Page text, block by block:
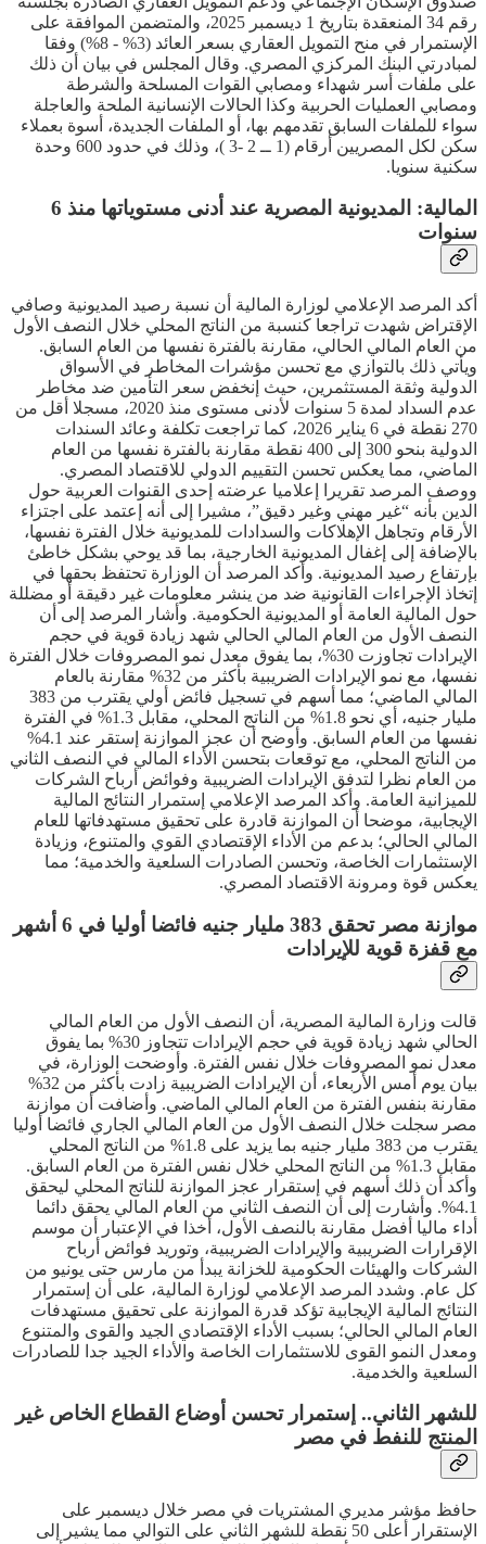
رقم 34 المنعقدة بتاريخ 1 ديسمبر 2025، والمتضمن الموافقة على
الإستمرار في منح التمويل العقاري بسعر العائد (3% - 8%) وفقا
لمبادرتي البنك المركزي المصري. وقال المجلس في بيان أن ذلك
على ملفات أسر شهداء ومصابي القوات المسلحة والشرطة
ومصابي العمليات الحربية وكذا الحالات الإنسانية الملحة والعاجلة
سواء للملفات السابق تقدمهم بها، أو الملفات الجديدة، أسوة بعملاء
سكن لكل المصريين أرقام (1 ــ 2 -3 )، وذلك في حدود 600 وحدة
سكنية سنويا.
المالية: المديونية المصرية عند أدنى مستوياتها منذ 6
سنوات
أكد المرصد الإعلامي لوزارة المالية أن نسبة رصيد المديونية وصافي
الإقتراض شهدت تراجعا كنسبة من الناتج المحلي خلال النصف الأول
من العام المالي الحالي، مقارنة بالفترة نفسها من العام السابق.
ويأتي ذلك بالتوازي مع تحسن مؤشرات المخاطر في الأسواق
الدولية وثقة المستثمرين، حيث إنخفض سعر التأمين ضد مخاطر
عدم السداد لمدة 5 سنوات لأدنى مستوى منذ 2020، مسجلا أقل من
270 نقطة في 6 يناير 2026، كما تراجعت تكلفة وعائد السندات
الدولية بنحو 300 إلى 400 نقطة مقارنة بالفترة نفسها من العام
الماضي، مما يعكس تحسن التقييم الدولي للاقتصاد المصري.
ووصف المرصد تقريرا إعلاميا عرضته إحدى القنوات العربية حول
الدين بأنه “غير مهني وغير دقيق”، مشيرا إلى أنه إعتمد على اجتزاء
الأرقام وتجاهل الإهلاكات والسدادات للمديونية خلال الفترة نفسها،
بالإضافة إلى إغفال المديونية الخارجية، بما قد يوحي بشكل خاطئ
بإرتفاع رصيد المديونية. وأكد المرصد أن الوزارة تحتفظ بحقها في
إتخاذ الإجراءات القانونية ضد من ينشر معلومات غير دقيقة أو مضللة
حول المالية العامة أو المديونية الحكومية. وأشار المرصد إلى أن
النصف الأول من العام المالي الحالي شهد زيادة قوية في حجم
الإيرادات تجاوزت 30%، بما يفوق معدل نمو المصروفات خلال الفترة
نفسها، مع نمو الإيرادات الضريبية بأكثر من 32% مقارنة بالعام
المالي الماضي؛ مما أسهم في تسجيل فائض أولي يقترب من 383
مليار جنيه، أي نحو 1.8% من الناتج المحلي، مقابل 1.3% في الفترة
نفسها من العام السابق. وأوضح أن عجز الموازنة إستقر عند 4.1%
من الناتج المحلي، مع توقعات بتحسن الأداء المالي في النصف الثاني
من العام نظرا لتدفق الإيرادات الضريبية وفوائض أرباح الشركات
للميزانية العامة. وأكد المرصد الإعلامي إستمرار النتائج المالية
الإيجابية، موضحا أن الموازنة قادرة على تحقيق مستهدفاتها للعام
المالي الحالي؛ بدعم من الأداء الإقتصادي القوي والمتنوع، وزيادة
الإستثمارات الخاصة، وتحسن الصادرات السلعية والخدمية؛ مما
يعكس قوة ومرونة الاقتصاد المصري.
موازنة مصر تحقق 383 مليار جنيه فائضا أوليا في 6 أشهر
مع قفزة قوية للإيرادات
قالت وزارة المالية المصرية، أن النصف الأول من العام المالي
الحالي شهد زيادة قوية في حجم الإيرادات تتجاوز 30% بما يفوق
معدل نمو المصروفات خلال نفس الفترة. وأوضحت الوزارة، في
بيان يوم أمس الأربعاء، أن الإيرادات الضريبية زادت بأكثر من 32%
مقارنة بنفس الفترة من العام المالي الماضي. وأضافت أن موازنة
مصر سجلت خلال النصف الأول من العام المالي الجاري فائضا أوليا
يقترب من 383 مليار جنيه بما يزيد على 1.8% من الناتج المحلي
مقابل 1.3% من الناتج المحلي خلال نفس الفترة من العام السابق.
وأكد أن ذلك أسهم في إستقرار عجز الموازنة للناتج المحلي ليحقق
4.1%. وأشارت إلى أن النصف الثاني من العام المالي يحقق دائما
أداء ماليا أفضل مقارنة بالنصف الأول، أخذا في الإعتبار أن موسم
الإقرارات الضريبية والإيرادات الضريبية، وتوريد فوائض أرباح
الشركات والهيئات الحكومية للخزانة يبدأ من مارس حتى يونيو من
كل عام. وشدد المرصد الإعلامي لوزارة المالية، على أن إستمرار
النتائج المالية الإيجابية تؤكد قدرة الموازنة على تحقيق مستهدفات
العام المالي الحالي؛ بسبب الأداء الإقتصادي الجيد والقوى والمتنوع
ومعدل النمو القوى للاستثمارات الخاصة والأداء الجيد جدا للصادرات
السلعية والخدمية.
للشهر الثاني.. إستمرار تحسن أوضاع القطاع الخاص غير
المنتج للنفط في مصر
حافظ مؤشر مديري المشتريات في مصر خلال ديسمبر على
الإستقرار أعلى 50 نقطة للشهر الثاني على التوالي مما يشير إلى